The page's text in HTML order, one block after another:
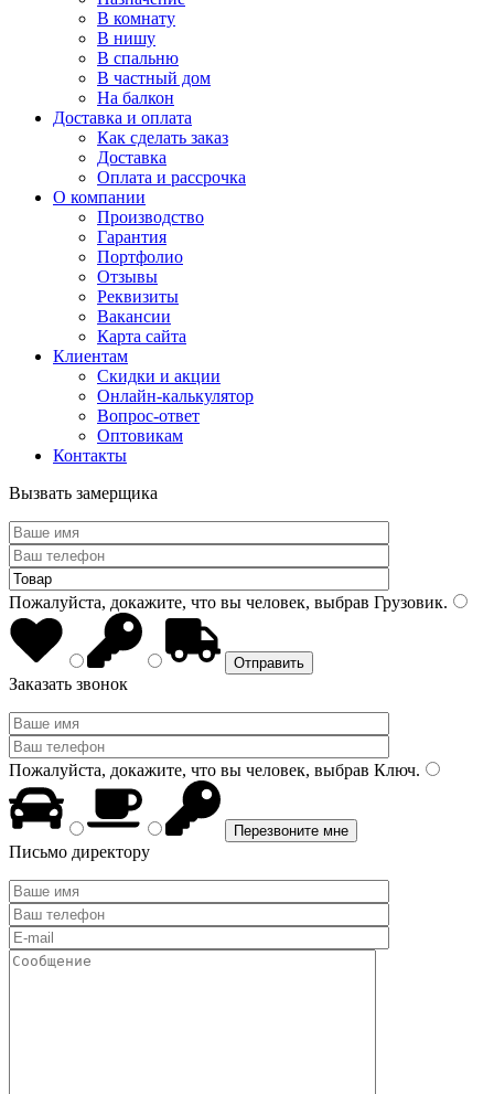
В комнату
В нишу
В спальню
В частный дом
На балкон
Доставка и оплата
Как сделать заказ
Доставка
Оплата и рассрочка
О компании
Производство
Гарантия
Портфолио
Отзывы
Реквизиты
Вакансии
Карта сайта
Клиентам
Скидки и акции
Онлайн-калькулятор
Вопрос-ответ
Оптовикам
Контакты
Вызвать замерщика
Пожалуйста, докажите, что вы человек, выбрав Грузовик.
Заказать звонок
Пожалуйста, докажите, что вы человек, выбрав Ключ.
Письмо директору